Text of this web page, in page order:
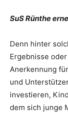
SuS Rünthe
Denn hinter
Ergebnisse
Anerkennung
und
investieren,
dem sich junge